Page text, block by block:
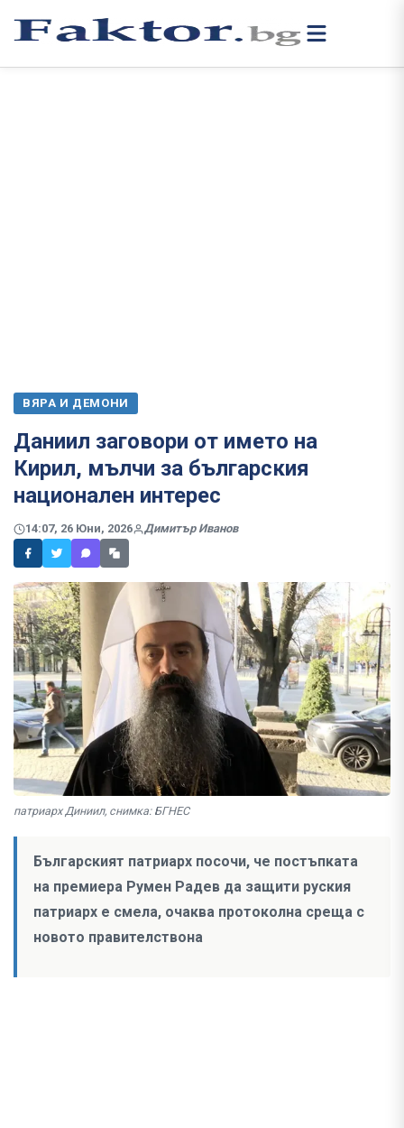
ВЯРА И ДЕМОНИ
Даниил заговори от името на
Кирил, мълчи за българския
национален интерес
14:07, 26 Юни, 2026 Димитър Иванов
патриарх Диниил, снимка: БГНЕС
Българският патриарх посочи, че постъпката
на премиера Румен Радев да защити руския
патриарх е смела, очаква протоколна среща с
новото правителствона